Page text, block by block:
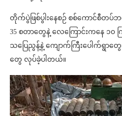
တိုက်ပွဲဖြစ်ပွါးနေစဉ် စစ်ကောင်စီတပ်
35 စတာတွေနဲ့ လေကြောင်းကနေ ၁
သပြေညွန့်နဲ့ ကျောက်ကြီးပေါက်ရွ
တွေ လုပ်ခဲ့ပါတယ်။